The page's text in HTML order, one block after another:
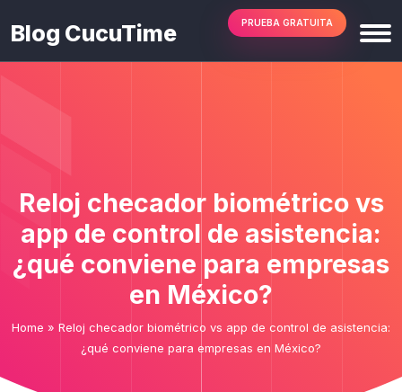
PRUEBA GRATUITA
Blog CucuTime
Reloj checador biométrico vs
app de control de asistencia:
¿qué conviene para empresas
en México?
Home » Reloj checador biométrico vs app de control de asistencia:
¿qué conviene para empresas en México?